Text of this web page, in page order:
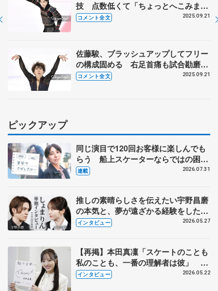
技 点数低くて「ちょっとへこみま
す」が... 【東京選手権男子フリー】
コメント全文 2025.09.21
佐藤駿、ブラッシュアップしてフリー
の構成固める 右足首痛も試合勘磨く
ため東日本学生出場へ 【東京選手権
コメント全文 2025.09.21
ピックアップ
同じ演目で120回お客様に楽しんでも
らう 船上スケーターならではの困難
とは 影響あったPIW前キャプテン松
連載 2026.07.31
推しの素晴らしさを伝えたい宇野昌磨
の本気と、夢が遠ざかる経験をした本
田真凜の覚悟
インタビュー 2026.05.27
【再掲】本田真凜「スケートのことも
私のことも、一番の理解者は彼」 引
退時の単独インタビューで語った競技
インタビュー 2026.05.22